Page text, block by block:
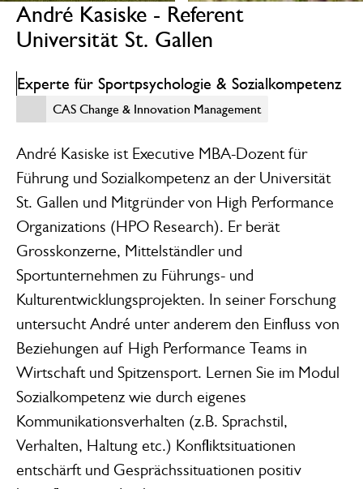
André Kasiske - Referent
Universität St. Gallen
Experte für Sportpsychologie & Sozialkompetenz
Change Innovation Management
CAS Change &­ ​­­Inno­vation Manage­ment­
André Kasiske ist Executive MBA-Dozent für
Führung und Sozialkompetenz an der Universität
St. Gallen und Mitgründer von High Performance
Organizations (HPO Research). Er berät
Grosskonzerne, Mittelständler und
Sportunternehmen zu Führungs- und
Kulturentwicklungsprojekten. In seiner Forschung
untersucht André unter anderem den Einfluss von
Beziehungen auf High Performance Teams in
Wirtschaft und Spitzensport. Lernen Sie im Modul
Sozialkompetenz wie durch eigenes
Kommunikationsverhalten (z.B. Sprachstil,
Verhalten, Haltung etc.) Konfliktsituationen
entschärft und Gesprächssituationen positiv